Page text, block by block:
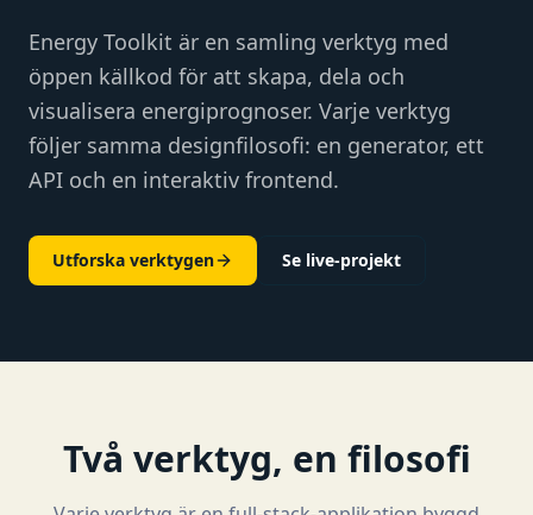
Energy Toolkit är en samling verktyg med
öppen källkod för att skapa, dela och
visualisera energiprognoser. Varje verktyg
följer samma designfilosofi: en generator, ett
API och en interaktiv frontend.
Utforska verktygen Se live-projekt
Två verktyg, en filosofi